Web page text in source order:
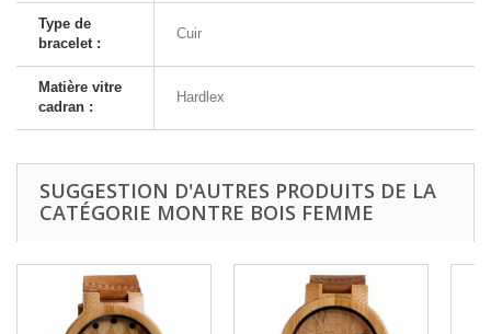
Type de
bracelet :
Cuir
Matière vitre
cadran :
Hardlex
SUGGESTION D'AUTRES PRODUITS DE LA
CATÉGORIE MONTRE BOIS FEMME